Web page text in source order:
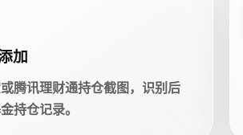
加
腾讯理财通持仓截图，识别后
持仓记录。